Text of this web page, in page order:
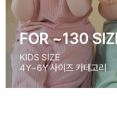
FOR ~130
KIDS SIZE
4Y~6Y 사이즈 카테고리